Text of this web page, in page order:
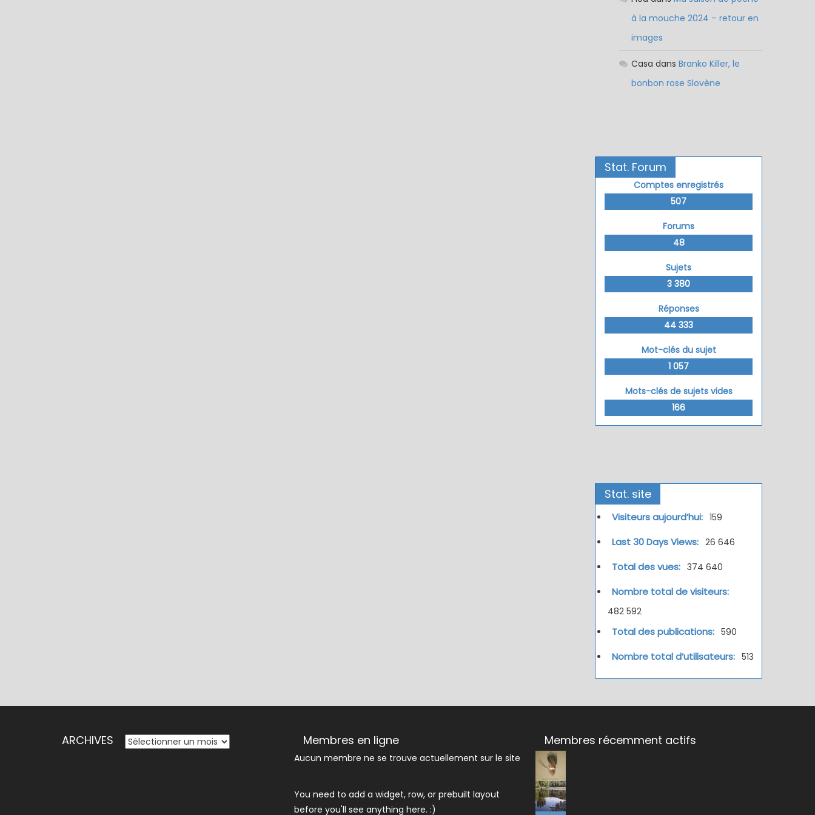
à la mouche 2024 – retour en
images
Casa dansBranko Killer, le
bonbon rose Slovène
Stat. Forum
Comptes enregistrés
507
Forums
48
Sujets
3 380
Réponses
44 333
Mot-clés du sujet
1 057
Mots-clés de sujets vides
166
Stat. site
Visiteurs aujourd’hui: 159
Last 30 Days Views: 26 646
Total des vues: 374 640
Nombre total de visiteurs:
482 592
Total des publications: 590
Nombre total d’utilisateurs: 513
ARCHIVES ARCHIVES Membres en ligne
Aucun membre ne se trouve actuellement sur le site
You need to add a widget, row, or prebuilt layout
before you'll see anything here. :)
Membres récemment actifs